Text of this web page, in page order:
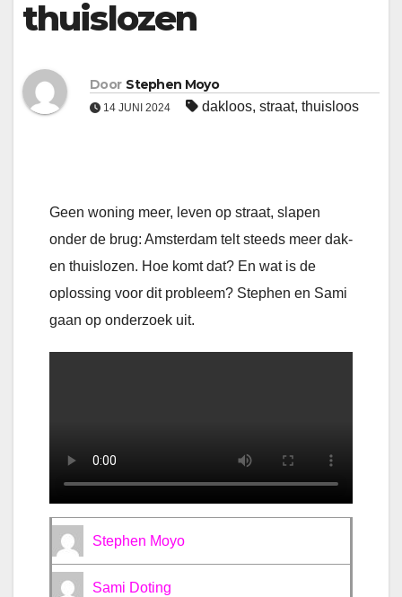
thuislozen
Door Stephen Moyo
14 JUNI 2024 dakloos, straat, thuisloos
Geen woning meer, leven op straat, slapen
onder de brug: Amsterdam telt steeds meer dak-
en thuislozen. Hoe komt dat? En wat is de
oplossing voor dit probleem? Stephen en Sami
gaan op onderzoek uit.
Stephen Moyo
Sami Doting